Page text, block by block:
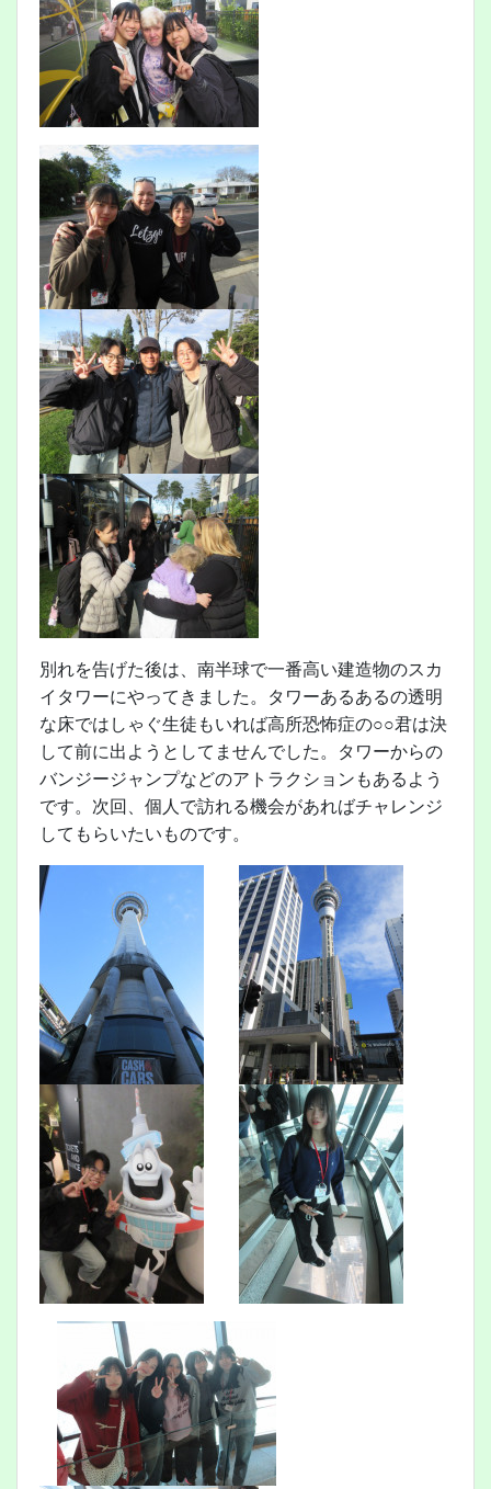
別れを告げた後は、南半球で一番高い建造物のスカ
イタワーにやってきました。タワーあるあるの透明
な床ではしゃぐ生徒もいれば高所恐怖症の○○君は決
して前に出ようとしてませんでした。タワーからの
バンジージャンプなどのアトラクションもあるよう
です。次回、個人で訪れる機会があればチャレンジ
してもらいたいものです。